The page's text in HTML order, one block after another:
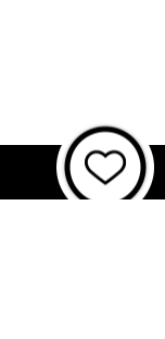
個人情報保護方針